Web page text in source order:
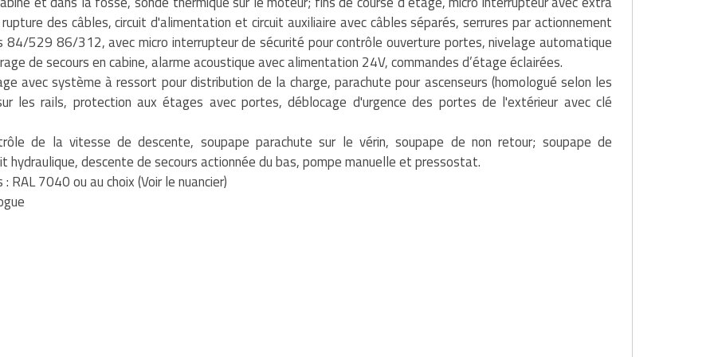
des câbles, circuit d'alimentation et circuit auxiliaire avec câbles séparés, serrures par actionnement
84/529 86/312, avec micro interrupteur de sécurité pour contrôle ouverture portes, nivelage automatique
de secours en cabine, alarme acoustique avec alimentation 24V, commandes d’étage éclairées.
avec système à ressort pour distribution de la charge, parachute pour ascenseurs (homologué selon les
les rails, protection aux étages avec portes, déblocage d'urgence des portes de l'extérieur avec clé
de la vitesse de descente, soupape parachute sur le vérin, soupape de non retour; soupape de
hydraulique, descente de secours actionnée du bas, pompe manuelle et pressostat.
7040 ou au choix (Voir le nuancier)